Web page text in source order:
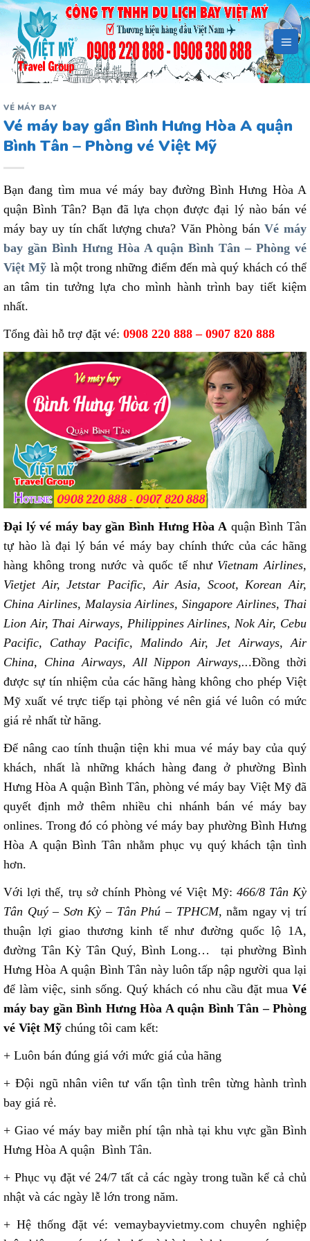
Bỏ
qua
dung
VÉ MÁY BAY
Vé máy bay gần Bình Hưng Hòa A quận
Bình Tân – Phòng vé Việt Mỹ
Bạn đang tìm mua vé máy bay đường Bình Hưng Hòa A
quận Bình Tân? Bạn đã lựa chọn được đại lý nào bán vé
máy bay uy tín chất lượng chưa? Văn Phòng bánVé máy
bay gần Bình Hưng Hòa A quận Bình Tân – Phòng vé
Việt Mỹ là một trong những điểm đến mà quý khách có thể
an tâm tin tưởng lựa cho mình hành trình bay tiết kiệm
nhất.
Tổng đài hỗ trợ đặt vé: 0908 220 888 – 0907 820 888
Đại lý vé máy bay gần Bình Hưng Hòa A quận Bình Tân
tự hào là đại lý bán vé máy bay chính thức của các hãng
hàng không trong nước và quốc tế như Vietnam Airlines,
Vietjet Air, Jetstar Pacific, Air Asia, Scoot, Korean Air,
China Airlines, Malaysia Airlines, Singapore Airlines, Thai
Lion Air, Thai Airways, Philippines Airlines, Nok Air, Cebu
Pacific, Cathay Pacific, Malindo Air, Jet Airways, Air
China, China Airways, All Nippon Airways,...Đồng thời
được sự tín nhiệm của các hãng hàng không cho phép Việt
Mỹ xuất vé trực tiếp tại phòng vé nên giá vé luôn có mức
giá rẻ nhất từ hãng.
Để nâng cao tính thuận tiện khi mua vé máy bay của quý
khách, nhất là những khách hàng đang ở phường Bình
Hưng Hòa A quận Bình Tân, phòng vé máy bay Việt Mỹ đã
quyết định mở thêm nhiều chi nhánh bán vé máy bay
onlines. Trong đó có phòng vé máy bay phường Bình Hưng
Hòa A quận Bình Tân nhằm phục vụ quý khách tận tình
hơn.
Với lợi thế, trụ sở chính Phòng vé Việt Mỹ: 466/8 Tân Kỳ
Tân Quý – Sơn Kỳ – Tân Phú – TPHCM, nằm ngay vị trí
thuận lợi giao thương kinh tế như đường quốc lộ 1A,
đường Tân Kỳ Tân Quý, Bình Long… tại phường Bình
Hưng Hòa A quận Bình Tân này luôn tấp nập người qua lại
để làm việc, sinh sống. Quý khách có nhu cầu đặt mua Vé
máy bay gần Bình Hưng Hòa A quận Bình Tân – Phòng
vé Việt Mỹ chúng tôi cam kết:
+ Luôn bán đúng giá với mức giá của hãng
+ Đội ngũ nhân viên tư vấn tận tình trên từng hành trình
bay giá rẻ.
+ Giao vé máy bay miễn phí tận nhà tại khu vực gần Bình
Hưng Hòa A quận Bình Tân.
+ Phục vụ đặt vé 24/7 tất cả các ngày trong tuần kể cả chủ
nhật và các ngày lễ lớn trong năm.
+ Hệ thống đặt vé: vemaybayvietmy.com chuyên nghiệp